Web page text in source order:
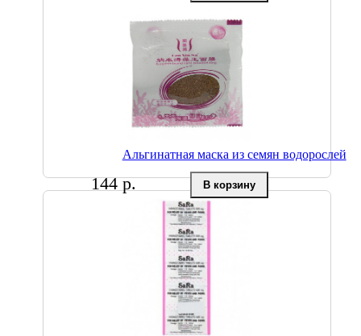
Альгинатная маска из семян водорослей
144 р.